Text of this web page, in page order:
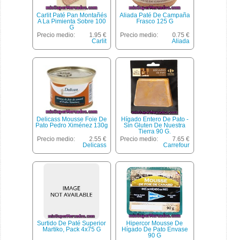
Carlit Paté Pan Montañés
A La Pimienta Sobre 100
G
Precio medio:
1.95 €
Carlit
Aliada Paté De Campaña
Frasco 125 G
Precio medio:
0.75 €
Aliada
Delicass Mousse Foie De
Pato Pedro Ximénez 130g
Precio medio:
2.55 €
Delicass
Hígado Entero De Pato -
Sin Gluten De Nuestra
Tierra 90 G.
Precio medio:
7.65 €
Carrefour
Surtido De Paté Superior
Martiko, Pack 4x75 G
Hipercor Mousse De
Hígado De Pato Envase
90 G